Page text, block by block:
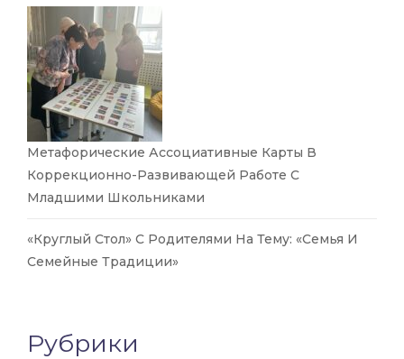
Метафорические Ассоциативные Карты В
Коррекционно-Развивающей Работе С
Младшими Школьниками
«Круглый Стол» С Родителями На Тему: «Семья И
Семейные Традиции»
Рубрики